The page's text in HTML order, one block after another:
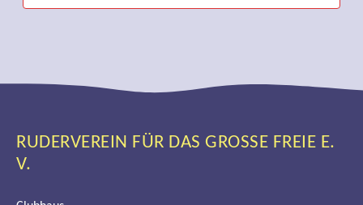
RUDERVEREIN FÜR DAS GROSSE FREIE E. V
.